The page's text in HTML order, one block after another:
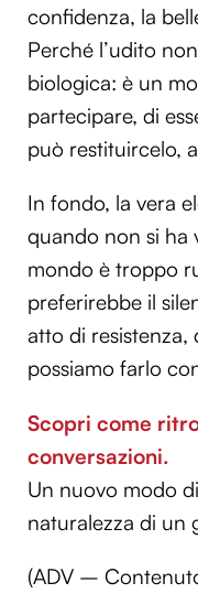
confidenza, la
Perché l’udito
biologica: è un
partecipare, di
può restituircelo,
In fondo, la vera
quando non si ha
mondo è troppo
preferirebbe il
atto di resistenza,
possiamo farlo
Scopri come
conversazioni.
Un nuovo modo
naturalezza di un
(ADV –